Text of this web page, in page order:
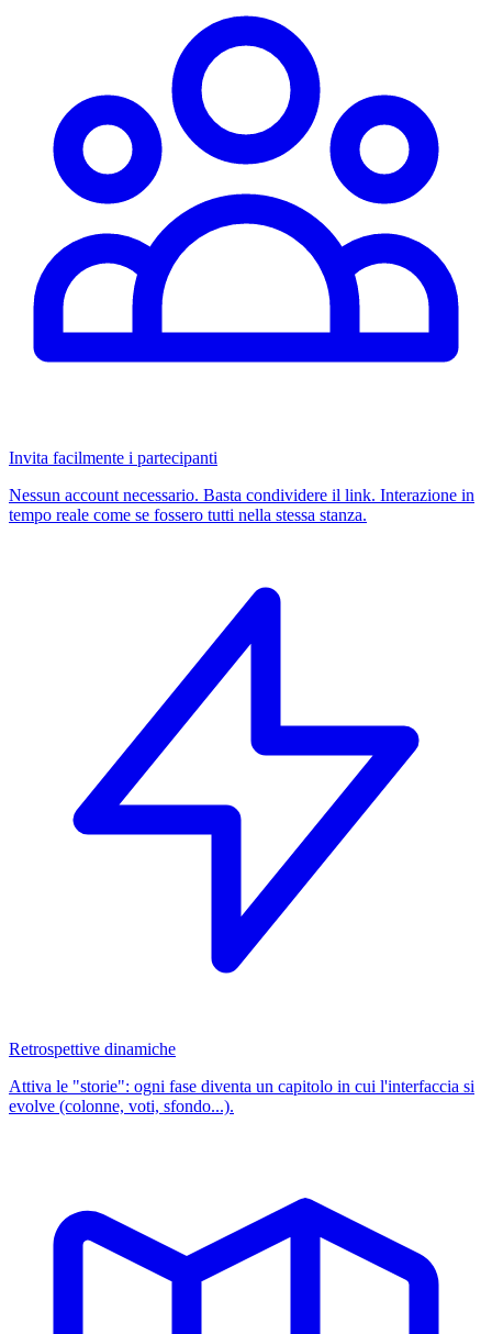
Invita facilmente i partecipanti
Nessun account necessario. Basta condividere il link. Interazione in
tempo reale come se fossero tutti nella stessa stanza.
Retrospettive dinamiche
Attiva le "storie": ogni fase diventa un capitolo in cui l'interfaccia si
evolve (colonne, voti, sfondo...).